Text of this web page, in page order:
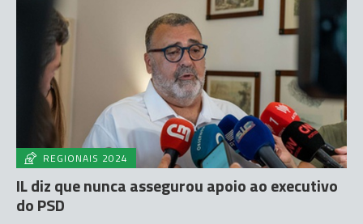
REGIONAIS 2024
IL diz que nunca assegurou apoio ao executivo
do PSD